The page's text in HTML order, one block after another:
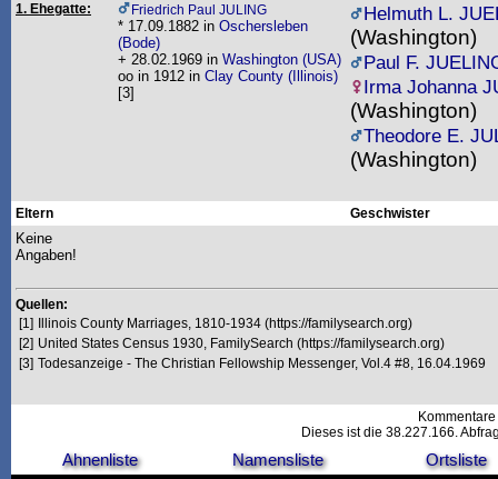
1. Ehegatte:
Friedrich Paul JULING
* 17.09.1882 in Oschersleben
(Bode)
+ 28.02.1969 in Washington (USA)
oo in 1912 in Clay County (Illinois)
[3]
Helmuth L.
(Washington)
Paul F.
Irma Johanna
(Washington)
Theodore E.
(Washington)
Eltern Geschwister
Keine
Angaben!
Quellen:
[1]
Illinois County Marriages, 1810-1934 (https://familysearch.org)
[2] United States Census 1930, FamilySearch (https://familysearch.org)
[3] Todesanzeige - The Christian Fellowship Messenger, Vol.4 #8, 16.04.1969
Dieses ist die 38.227.166.
Ahnenliste Namensliste Ortsliste